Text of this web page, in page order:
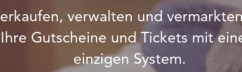
verwalten und
Ihre Gutscheine und Tickets mit
einzigen System.